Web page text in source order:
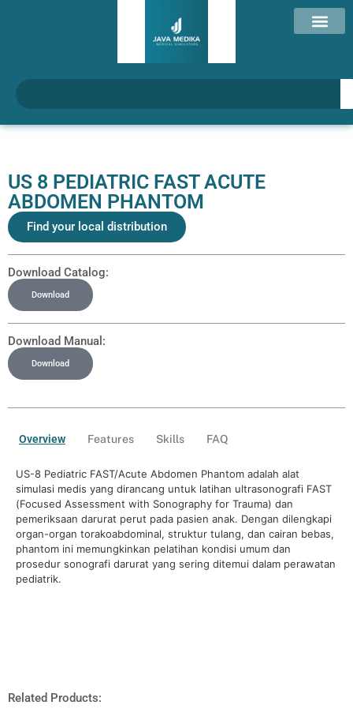
US 8 PEDIATRIC FAST ACUTE
ABDOMEN PHANTOM
Find your local distribution
Download Catalog:
Download
Download Manual:
Download
Overview Features Skills FAQ
US-8 Pediatric FAST/Acute Abdomen Phantom adalah alat
simulasi medis yang dirancang untuk latihan ultrasonografi FAST
(Focused Assessment with Sonography for Trauma) dan
pemeriksaan darurat perut pada pasien anak. Dengan dilengkapi
organ-organ torakoabdominal, struktur tulang, dan cairan bebas,
phantom ini memungkinkan pelatihan kondisi umum dan
prosedur sonografi darurat yang sering ditemui dalam perawatan
pediatrik.
Related Products: